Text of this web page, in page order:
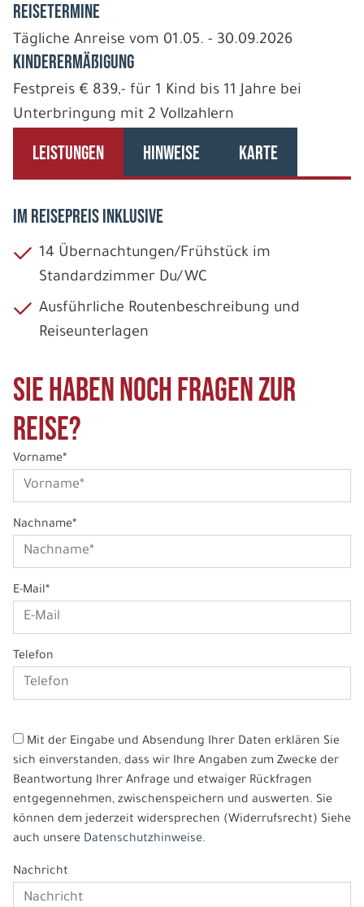
REISETERMINE
Tägliche Anreise vom 01.05. - 30.09.2026
Kinderermäßigung
Festpreis € 839,- für 1 Kind bis 11 Jahre bei
Unterbringung mit 2 Vollzahlern
LEISTUNGEN HINWEISE KARTE
IM REISEPREIS INKLUSIVE
14 Übernachtungen/Frühstück im
Standardzimmer Du/WC
Ausführliche Routenbeschreibung und
Reiseunterlagen
Sie haben noch Fragen zur
Reise?
Vorname*
Nachname*
E-Mail*
Telefon
Mit der Eingabe und Absendung Ihrer Daten erklären Sie
sich einverstanden, dass wir Ihre Angaben zum Zwecke der
Beantwortung Ihrer Anfrage und etwaiger Rückfragen
entgegennehmen, zwischenspeichern und auswerten. Sie
können dem jederzeit widersprechen (Widerrufsrecht) Siehe
auch unsere Datenschutzhinweise.
Nachricht